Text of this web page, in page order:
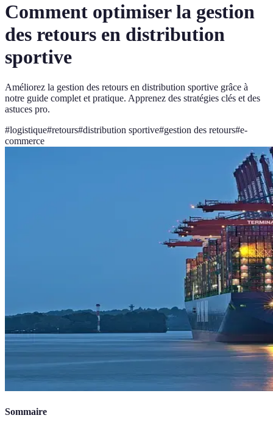
Comment optimiser la gestion
des retours en distribution
sportive
Améliorez la gestion des retours en distribution sportive grâce à
notre guide complet et pratique. Apprenez des stratégies clés et des
astuces pro.
#logistique#retours#distribution sportive#gestion des retours#e-
commerce
Sommaire